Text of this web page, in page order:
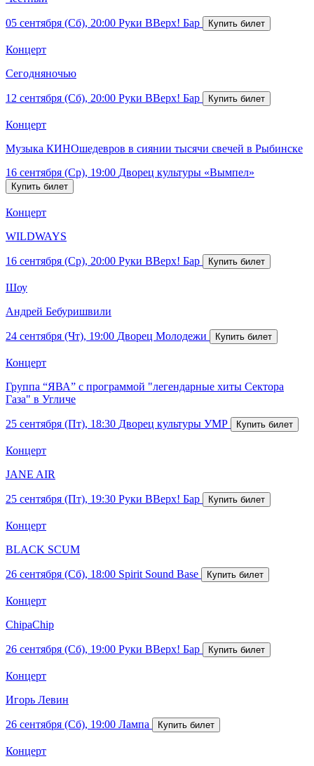
05 сентября (Сб), 20:00 Руки ВВерх! Бар
Концерт
Сегодняночью
12 сентября (Сб), 20:00 Руки ВВерх! Бар
Концерт
Музыка КИНОшедевров в сиянии тысячи свечей в Рыбинске
16 сентября (Ср), 19:00 Дворец культуры «Вымпел»
Концерт
WILDWAYS
16 сентября (Ср), 20:00 Руки ВВерх! Бар
Шоу
Андрей Бебуришвили
24 сентября (Чт), 19:00 Дворец Молодежи
Концерт
Группа “ЯВА” с программой "легендарные хиты Сектора
Газа" в Угличе
25 сентября (Пт), 18:30 Дворец культуры УМР
Концерт
JANE AIR
25 сентября (Пт), 19:30 Руки ВВерх! Бар
Концерт
BLACK SCUM
26 сентября (Сб), 18:00 Spirit Sound Base
Концерт
ChipaChip
26 сентября (Сб), 19:00 Руки ВВерх! Бар
Концерт
Игорь Левин
26 сентября (Сб), 19:00 Лампа
Концерт